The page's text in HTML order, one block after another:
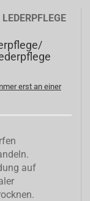
erst an einer
auf